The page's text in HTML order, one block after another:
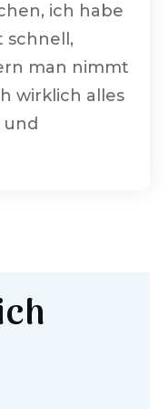
ich habe
schnell,
man nimmt
wirklich alles